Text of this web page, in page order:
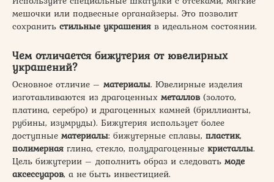
мешочки или подвесные органайзеры. Это позволит
сохранить стильные украшения в идеальном состоянии.
Чем отличается бижутерия от ювелирных
украшений?
Основное отличие – материалы. Ювелирные изделия
изготавливаются из драгоценных металлов (золото,
платина, серебро) и драгоценных камней (бриллианты,
рубины, изумруды). Бижутерия использует более
доступные материалы: бижутерные сплавы, пластик,
полимерная глина, стекло, полудрагоценные кристаллы.
Цель бижутерии – дополнить образ и следовать моде
аксессуаров, а не быть инвестицией.